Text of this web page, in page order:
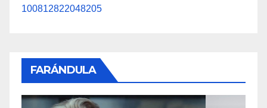
100812822048205
FARÁNDULA